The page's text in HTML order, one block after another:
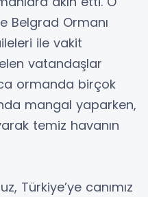
Belgrad Ormanı
ile vakit
vatandaşlar
ormanda birçok
mangal yaparken,
temiz havanın
Türkiye’ye canımız